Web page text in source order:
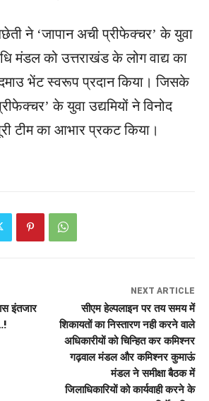
ने ‘जापान अची प्रीफेक्चर’ के युवा
मंडल को उत्तराखंड के लोग वाद्य का
भेंट स्वरूप प्रदान किया। जिसके
के युवा उद्यमियों ने विनोद
टीम का आभार प्रकट किया।
इंतजार
NEXT ARTICLE
सीएम हेल्पलाइन पर तय समय में
शिकायतों का निस्तारण नही करने वाले
अधिकारीयों को चिन्हित कर कमिश्नर
गढ़वाल मंडल और कमिश्नर कुमाऊं
मंडल ने समीक्षा बैठक में
जिलाधिकारियों को कार्यवाही करने के